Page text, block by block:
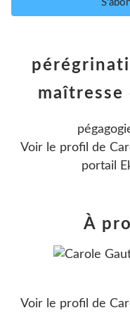
maîtresse
Voir le profil de
portail
À
Voir le profil de